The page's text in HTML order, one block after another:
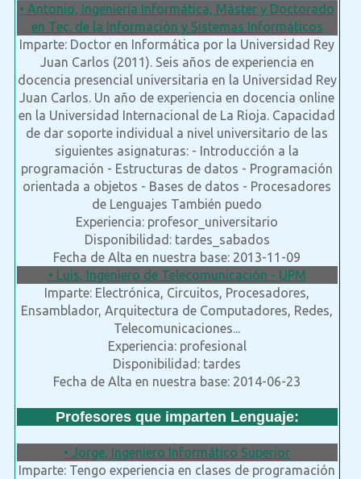
• Antonio, Ingeniería Informática, Máster y Doctorado
en Tec. de la Información y Sistemas Informáticos
Imparte: Doctor en Informática por la Universidad Rey
Juan Carlos (2011). Seis años de experiencia en
docencia presencial universitaria en la Universidad Rey
Juan Carlos. Un año de experiencia en docencia online
en la Universidad Internacional de La Rioja. Capacidad
de dar soporte individual a nivel universitario de las
siguientes asignaturas: - Introducción a la
programación - Estructuras de datos - Programación
orientada a objetos - Bases de datos - Procesadores
de Lenguajes También puedo
Experiencia: profesor_universitario
Disponibilidad: tardes_sabados
Fecha de Alta en nuestra base: 2013-11-09
• Luis, Ingeniero de Telecomunicación - UPM
Imparte: Electrónica, Circuitos, Procesadores,
Ensamblador, Arquitectura de Computadores, Redes,
Telecomunicaciones...
Experiencia: profesional
Disponibilidad: tardes
Fecha de Alta en nuestra base: 2014-06-23
Profesores que imparten Lenguaje:
• Jorge, Ingeniero Informático Superior
Imparte: Tengo experiencia en clases de programación